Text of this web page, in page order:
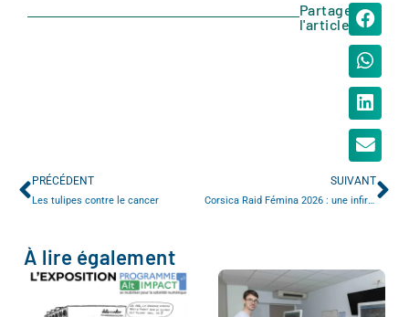
Partager
l'article
PRÉCÉDENT
Les tulipes contre le cancer
SUIVANT
Corsica Raid Fémina 2026 : une infirmière du CHU de Rouen engagée dans un défi sportif et solidaire
À lire également